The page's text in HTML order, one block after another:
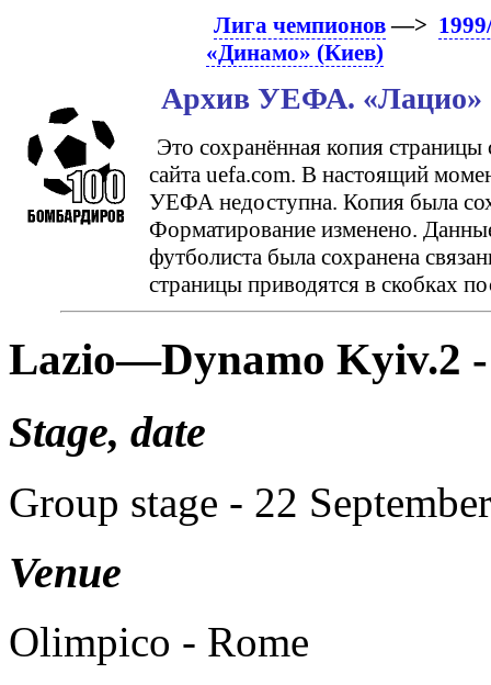
Лига чемпионов—>
«Динамо» (Киев)
Архив УЕФА. «Лацио»
Это сохранённая копия
сайта uefa.com. В настоящий
УЕФА недоступна. Копия была
Форматирование изменено.
футболиста была сохранена
страницы приводятся в скобках
Lazio—Dynamo Kyiv.2
Stage, date
Group stage - 22
Venue
Olimpico - Rome